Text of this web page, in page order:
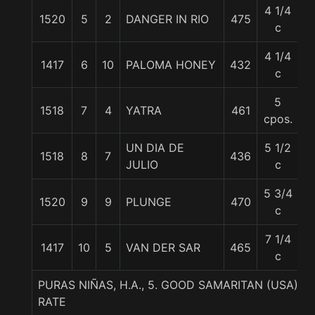
1520 5 2 DANGER IN RIO 475
4 1/4
c
1417 6 10 PALOMA HONEY 432
4 1/4
c
1518 7 4 YATRA 461
5
cpos.
1518 8 7
UN DIA DE
JULIO
436
5 1/2
c
1520 9 9 PLUNGE 470
5 3/4
c
1417 10 5 VAN DER SAR 465
7 1/4
c
PURAS NIÑAS, H.A., 5. GOOD SAMARITAN (USA)-
RATE